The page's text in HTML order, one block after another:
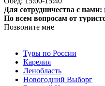
Для сотрудничества с нами:
По всем вопросам от
Позвоните мне
Туры по России
Карелия
Ленобласть
Новогодний Выборг